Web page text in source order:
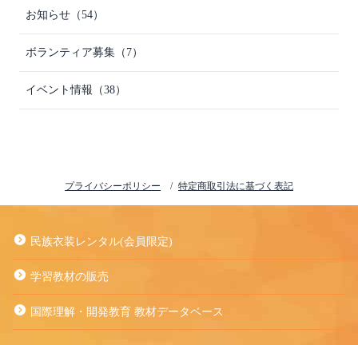
お知らせ（54）
ボランティア募集（7）
イベント情報（38）
プライバシーポリシー 特定商取引法に基づく表記
民族衣装レンタル(会員限定)
学習教材の販売
国際理解・開発教育 教材データベース